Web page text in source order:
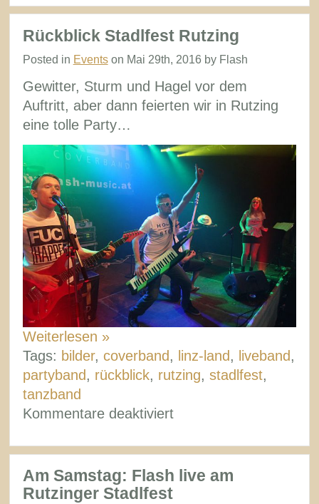
besten
Zeltfeste
Oberösterreich
2016
Rückblick Stadlfest Rutzing
Posted in Eventson Mai 29th, 2016 by Flash
Gewitter, Sturm und Hagel vor dem
Auftritt, aber dann feierten wir in Rutzing
eine tolle Party…
Weiterlesen »
Tags: bilder, coverband , linz-land , liveband ,
partyband , rückblick, rutzing, stadlfest,
tanzband
Kommentare deaktiviertfür
Stadlfest
Rutzing
Am Samstag: Flash live am
Rutzinger Stadlfest